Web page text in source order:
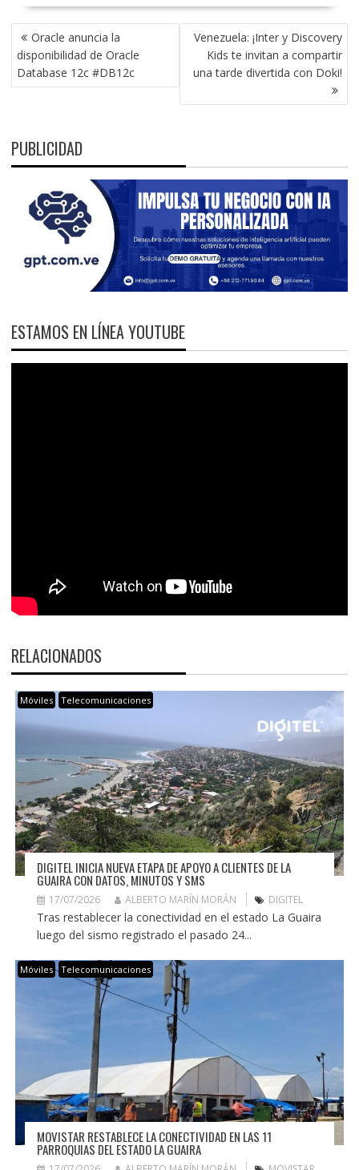
NAVEGACIÓN
DE
ENTRADAS
Oracle anuncia la
disponibilidad de Oracle
Database 12c #DB12c
Venezuela: ¡Inter y Discovery
Kids te invitan a compartir
una tarde divertida con Doki!
PUBLICIDAD
ESTAMOS EN LÍNEA YOUTUBE
RELACIONADOS
Móviles Telecomunicaciones
DIGITEL INICIA NUEVA ETAPA DE APOYO A CLIENTES DE LA
GUAIRA CON DATOS, MINUTOS Y SMS
17/07/2026 ALBERTO MARÍN MORÁN DIGITEL
Tras restablecer la conectividad en el estado La Guaira
luego del sismo registrado el pasado 24...
Móviles Telecomunicaciones
MOVISTAR RESTABLECE LA CONECTIVIDAD EN LAS 11
PARROQUIAS DEL ESTADO LA GUAIRA